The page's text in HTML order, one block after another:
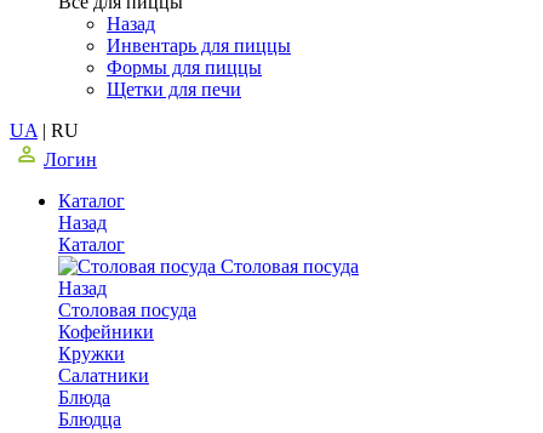
Назад
Инвентарь для пиццы
Формы для пиццы
Щетки для печи
UA | RU
Логин
Каталог
Назад
Каталог
Столовая посуда
Назад
Столовая посуда
Кофейники
Кружки
Салатники
Блюда
Блюдца